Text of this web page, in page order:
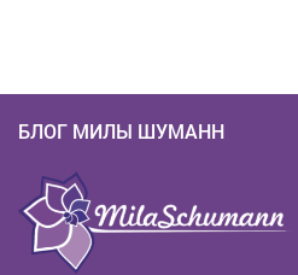
БЛОГ МИЛЫ ШУМАНН